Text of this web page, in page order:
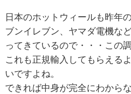
日本のホットウィールも昨年
ブンイレブン、ヤマダ電機な
ってきているので・・・この
これも正規輸入してもらえる
いですよね。
できれば中身が完全にわから